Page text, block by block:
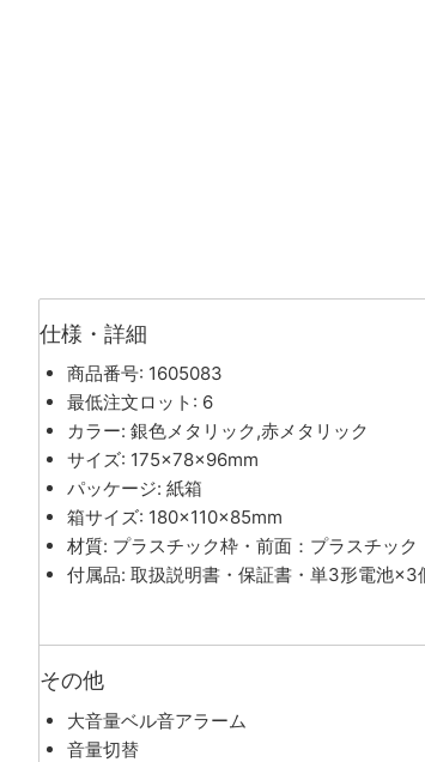
仕様・詳細
商品番号: 1605083
最低注文ロット: 6
カラー: 銀色メタリック,赤メタリック
サイズ: 175×78×96mm
パッケージ: 紙箱
箱サイズ: 180×110×85mm
材質: プラスチック枠・前面：プラスチック
付属品: 取扱説明書・保証書・単3形電池×3
その他
大音量ベル音アラーム
音量切替